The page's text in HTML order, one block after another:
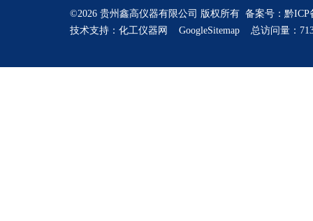
©2026 贵州鑫高仪器有限公司 版权所有 备案号： 黔ICP
技术支持： 化工仪器网 GoogleSitemap 总访问量：